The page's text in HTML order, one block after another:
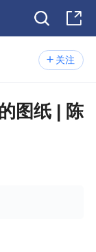
关注
图纸 | 陈